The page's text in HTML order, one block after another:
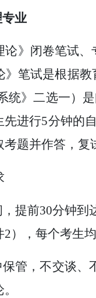
业
论》闭卷笔试
》笔试是根据
统》二选一）
先进行5分钟的
考题并作答 ，
提前30分钟
），每个考生
管，不交谈